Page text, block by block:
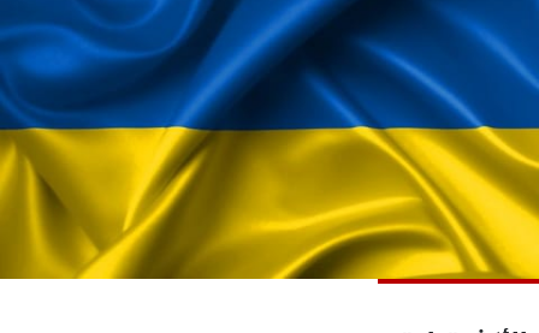
منوعات رياضة
كأس العالم
البرامج
جدول البرامج
شاهد البرامج
الترددات